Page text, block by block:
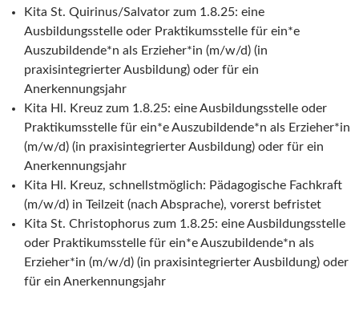
Kita St. Quirinus/Salvator zum 1.8.25: eine
Ausbildungsstelle oder Praktikumsstelle für ein*e
Auszubildende*n als Erzieher*in (m/w/d) (in
praxisintegrierter Ausbildung) oder für ein
Anerkennungsjahr
Kita Hl. Kreuz zum 1.8.25: eine Ausbildungsstelle oder
Praktikumsstelle für ein*e Auszubildende*n als Erzieher*in
(m/w/d) (in praxisintegrierter Ausbildung) oder für ein
Anerkennungsjahr
Kita Hl. Kreuz, schnellstmöglich: Pädagogische Fachkraft
(m/w/d) in Teilzeit (nach Absprache), vorerst befristet
Kita St. Christophorus zum 1.8.25: eine Ausbildungsstelle
oder Praktikumsstelle für ein*e Auszubildende*n als
Erzieher*in (m/w/d) (in praxisintegrierter Ausbildung) oder
für ein Anerkennungsjahr